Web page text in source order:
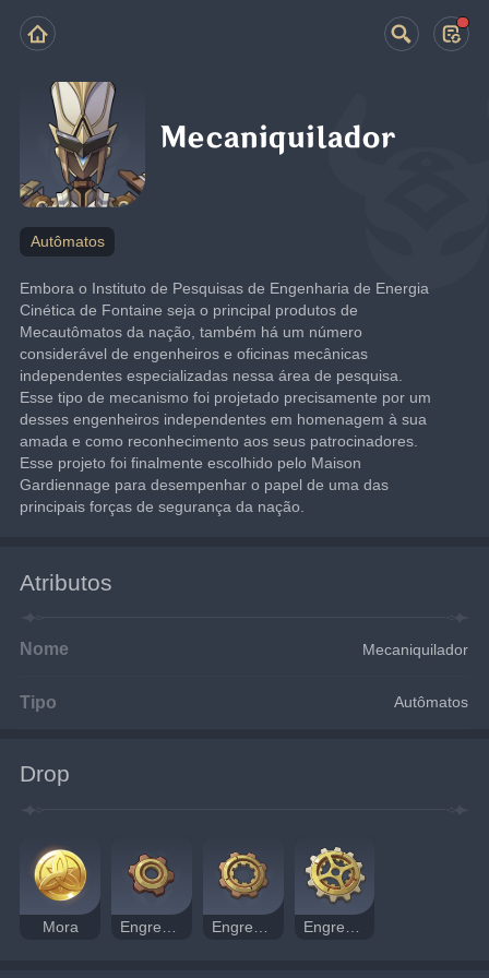
Mecaniquilador
Autômatos
Embora o Instituto de Pesquisas de Engenharia de Energia
Cinética de Fontaine seja o principal produtos de
Mecautômatos da nação, também há um número
considerável de engenheiros e oficinas mecânicas
independentes especializadas nessa área de pesquisa.
Esse tipo de mecanismo foi projetado precisamente por um
desses engenheiros independentes em homenagem à sua
amada e como reconhecimento aos seus patrocinadores.
Esse projeto foi finalmente escolhido pelo Maison
Gardiennage para desempenhar o papel de uma das
principais forças de segurança da nação.
Atributos
Nome Mecaniquilador
Tipo Autômatos
Drop
Mora Engrenagem Transmissora Engrenagem Reta Engrenagem Dinâmica